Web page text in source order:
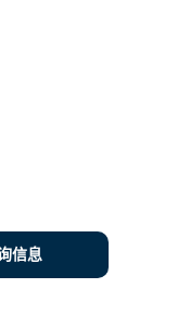
信息